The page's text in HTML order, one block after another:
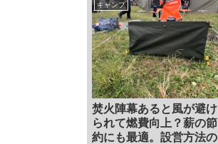
キャンプ
焚火陣幕あると風が避け
られて燃費向上？薪の節
約にも最適。設営方法の